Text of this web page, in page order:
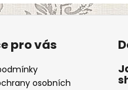
pro vás
osobních